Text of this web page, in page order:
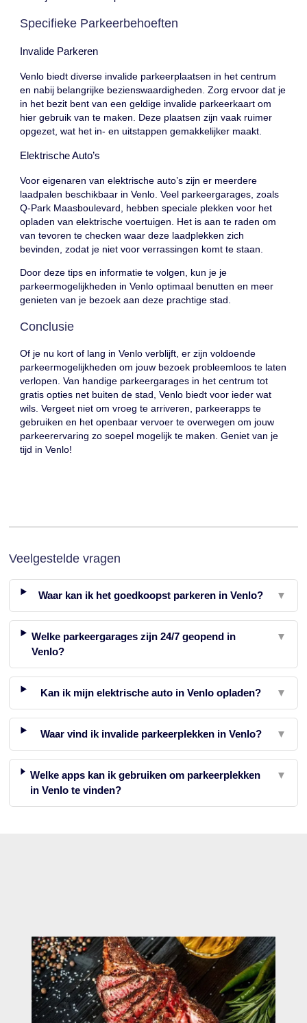
Specifieke Parkeerbehoeften
Invalide Parkeren
Venlo biedt diverse invalide parkeerplaatsen in het centrum
en nabij belangrijke bezienswaardigheden. Zorg ervoor dat je
in het bezit bent van een geldige invalide parkeerkaart om
hier gebruik van te maken. Deze plaatsen zijn vaak ruimer
opgezet, wat het in- en uitstappen gemakkelijker maakt.
Elektrische Auto’s
Voor eigenaren van elektrische auto’s zijn er meerdere
laadpalen beschikbaar in Venlo. Veel parkeergarages, zoals
Q-Park Maasboulevard, hebben speciale plekken voor het
opladen van elektrische voertuigen. Het is aan te raden om
van tevoren te checken waar deze laadplekken zich
bevinden, zodat je niet voor verrassingen komt te staan.
Door deze tips en informatie te volgen, kun je je
parkeermogelijkheden in Venlo optimaal benutten en meer
genieten van je bezoek aan deze prachtige stad.
Conclusie
Of je nu kort of lang in Venlo verblijft, er zijn voldoende
parkeermogelijkheden om jouw bezoek probleemloos te laten
verlopen. Van handige parkeergarages in het centrum tot
gratis opties net buiten de stad, Venlo biedt voor ieder wat
wils. Vergeet niet om vroeg te arriveren, parkeerapps te
gebruiken en het openbaar vervoer te overwegen om jouw
parkeerervaring zo soepel mogelijk te maken. Geniet van je
tijd in Venlo!
Veelgestelde vragen
Waar kan ik het goedkoopst parkeren in Venlo? ▼
Welke parkeergarages zijn 24/7 geopend in
Venlo?
▼
Kan ik mijn elektrische auto in Venlo opladen? ▼
Waar vind ik invalide parkeerplekken in Venlo? ▼
Welke apps kan ik gebruiken om parkeerplekken
in Venlo te vinden?
▼